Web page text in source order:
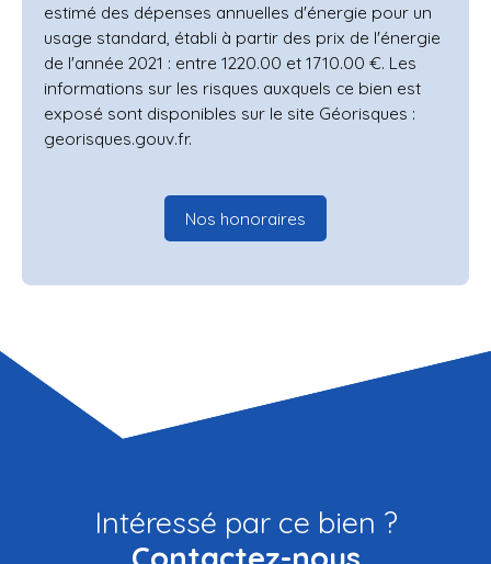
estimé des dépenses annuelles d'énergie pour un
usage standard, établi à partir des prix de l'énergie
de l'année 2021 : entre 1220.00 et 1710.00 €. Les
informations sur les risques auxquels ce bien est
exposé sont disponibles sur le site Géorisques :
georisques.gouv.fr.
Nos honoraires
Intéressé par ce bien ?